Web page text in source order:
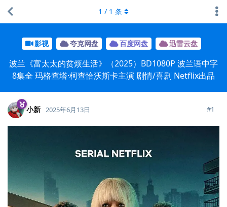
影视 夸克网盘 百度网盘 迅雷云盘
波兰《富太太的贫烦生活》（2025）BD1080P 波兰语中字
8集全 玛格查塔·柯查恰沃斯卡主演 剧情/喜剧 Netflix出品
1 / 1 条
小新 2025年6月13日 #1